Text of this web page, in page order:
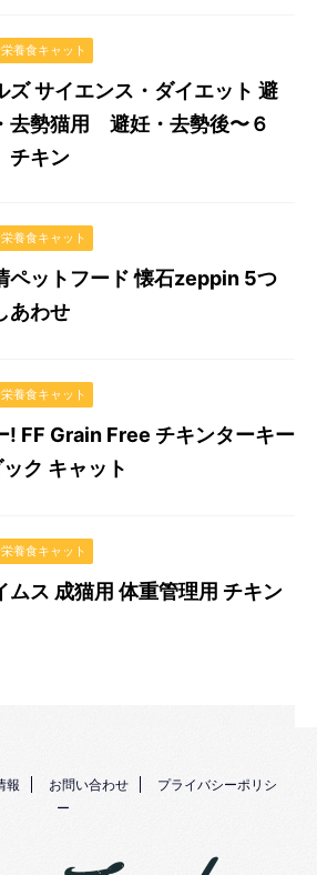
養食キャット
ズ サイエンス・ダイエット 避
去勢猫用 避妊・去勢後〜６
キン
養食キャット
ペットフード 懐石zeppin 5つ
あわせ
養食キャット
! FF Grain Free チキンターキー
ク キャット
養食キャット
ムス 成猫用 体重管理用 チキン
報 お問い合わせ
プライバシーポリシ
ー